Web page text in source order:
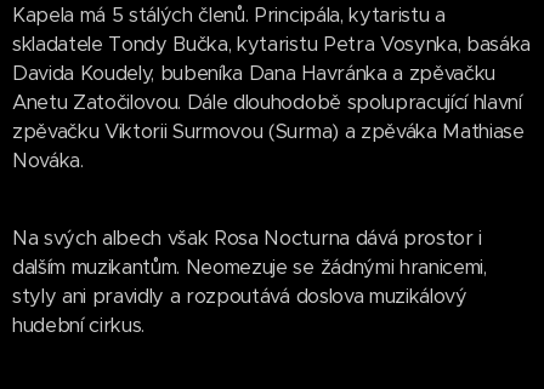
Kapela má 5 stálých členů. Principála, kytaristu a
skladatele Tondy Bučka, kytaristu Petra Vosynka, basáka
Davida Koudely, bubeníka Dana Havránka a zpěvačku
Anetu Zatočilovou. Dále dlouhodobě spolupracující hlavní
zpěvačku Viktorii Surmovou (Surma) a zpěváka Mathiase
Nováka.
Na svých albech však Rosa Nocturna dává prostor i
dalším muzikantům. Neomezuje se žádnými hranicemi,
styly ani pravidly a rozpoutává doslova muzikálový
hudební cirkus.